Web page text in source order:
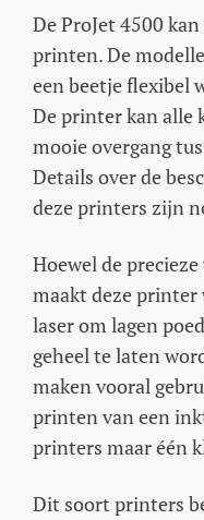
De ProJet 4500
printen. De
een beetje flexibel
De printer kan alle
mooie overgang
Details over de
deze printers zijn
Hoewel de
maakt deze printer
laser om lagen
geheel te laten
maken vooral
printen van een
printers maar één
Dit soort printers